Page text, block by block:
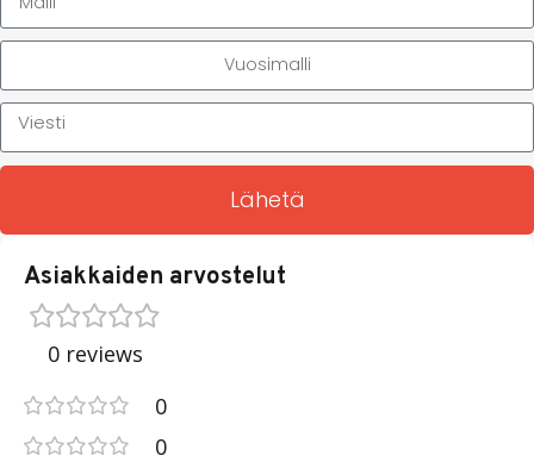
Lähetä
Asiakkaiden arvostelut
0 reviews
0
0